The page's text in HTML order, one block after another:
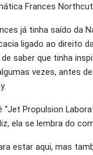
Frances
já tinha saído da
ligado ao direito
saber que tinha
vezes, antes
“Jet Propulsion
ela se lembra do
estar aqui, mas